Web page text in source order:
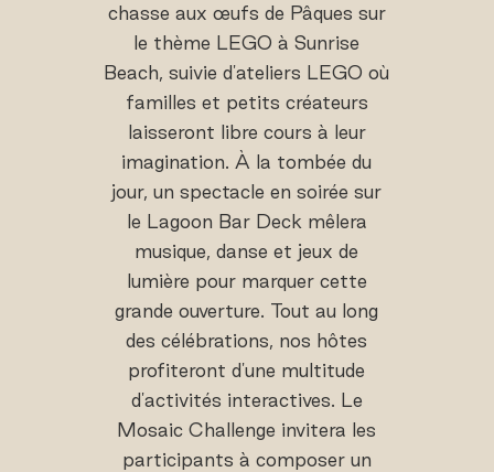
chasse aux œufs de Pâques sur
le thème LEGO à Sunrise
Beach, suivie d'ateliers LEGO où
familles et petits créateurs
laisseront libre cours à leur
imagination. À la tombée du
jour, un spectacle en soirée sur
le Lagoon Bar Deck mêlera
musique, danse et jeux de
lumière pour marquer cette
grande ouverture. Tout au long
des célébrations, nos hôtes
profiteront d'une multitude
d'activités interactives. Le
Mosaic Challenge invitera les
participants à composer un